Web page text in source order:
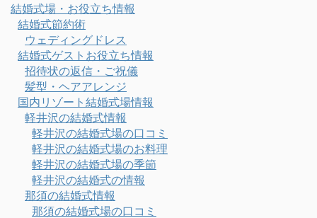
結婚式場・お役立ち情報
結婚式節約術
ウェディングドレス
結婚式ゲストお役立ち情報
招待状の返信・ご祝儀
髪型・ヘアアレンジ
国内リゾート結婚式場情報
軽井沢の結婚式情報
軽井沢の結婚式場の口コミ
軽井沢の結婚式場のお料理
軽井沢の結婚式場の季節
軽井沢の結婚式の情報
那須の結婚式情報
那須の結婚式場の口コミ